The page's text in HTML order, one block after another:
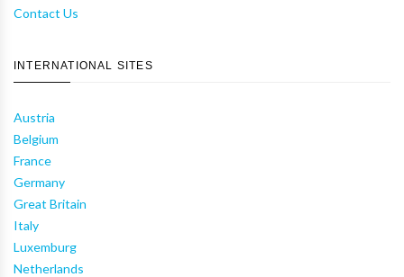
Contact Us
INTERNATIONAL SITES
Austria
Belgium
France
Germany
Great Britain
Italy
Luxemburg
Netherlands